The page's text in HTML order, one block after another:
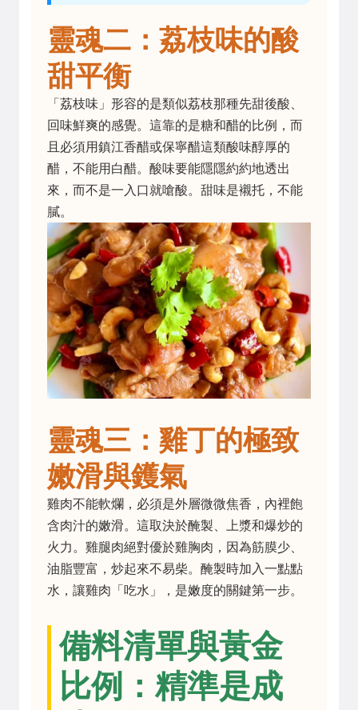
靈魂二：荔枝味的酸
甜平衡
「荔枝味」形容的是類似荔枝那種先甜後酸、
回味鮮爽的感覺。這靠的是糖和醋的比例，而
且必須用鎮江香醋或保寧醋這類酸味醇厚的
醋，不能用白醋。酸味要能隱隱約約地透出
來，而不是一入口就嗆酸。甜味是襯托，不能
膩。
靈魂三：雞丁的極致
嫩滑與鑊氣
雞肉不能軟爛，必須是外層微微焦香，內裡飽
含肉汁的嫩滑。這取決於醃製、上漿和爆炒的
火力。雞腿肉絕對優於雞胸肉，因為筋膜少、
油脂豐富，炒起來不易柴。醃製時加入一點點
水，讓雞肉「吃水」，是嫩度的關鍵第一步。
備料清單與黃金
比例：精準是成